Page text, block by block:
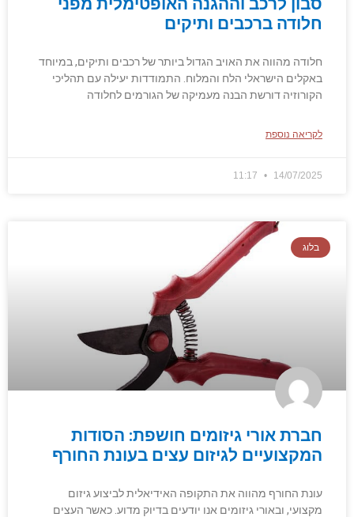
חלודה ברכבים ותיקים
חלודה מהווה את האויב הגדול ביותר של רכבים ותיקים, במיוחד
באקלים הישראלי הלח והמלוח. התמודדות יעילה עם תהליכי
הקורוזיה דורשת הבנה מעמיקה של הגורמים לחלודה
לקריאה נוספת
14/07/2025
בלוג
חברת אורי גיזומים חושפת: הסודות
המקצועיים לגיזום עצים בעונת החורף
עונת החורף מהווה את התקופה האידיאלית לביצוע גיזום
מקצועי, ובאורי גיזומים אנו יודעים בדיוק מדוע. כאשר העצים